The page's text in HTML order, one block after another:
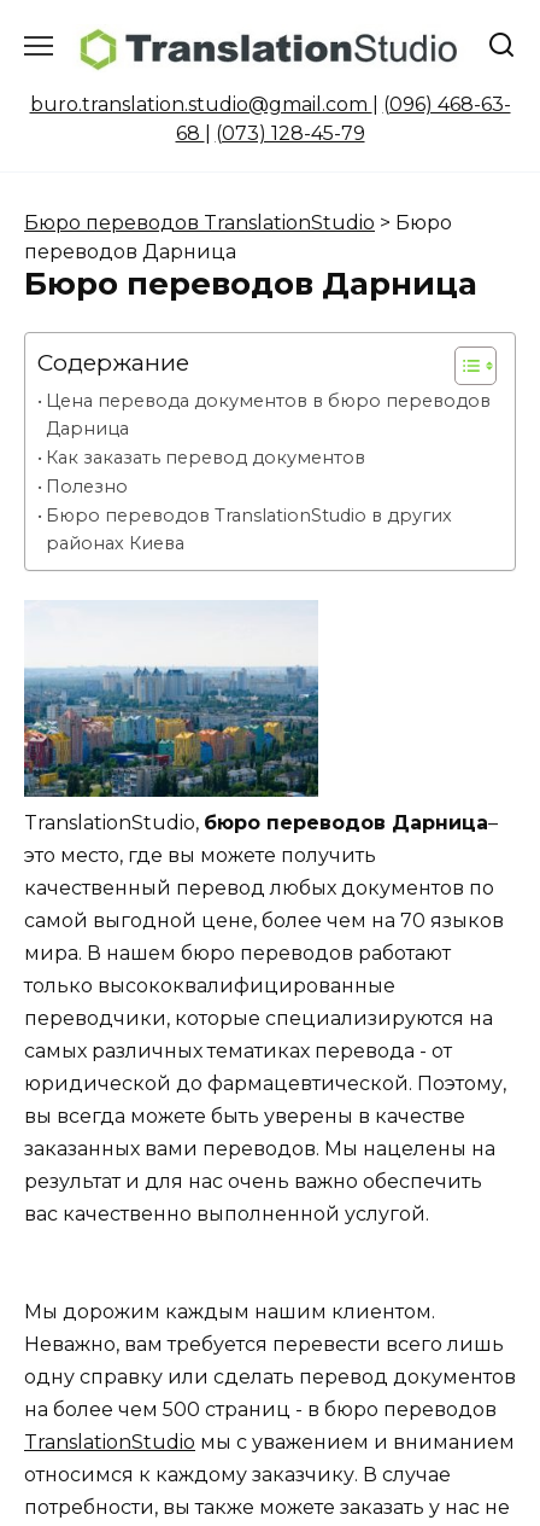
содержанию
buro.translation.studio@gmail.com
(096) 468-63-
68
(073) 128-45-79
Бюро переводов TranslationStudio > Бюро
переводов Дарница
Бюро переводов Дарница
Содержание
Цена перевода документов в бюро переводов
Дарница
Как заказать перевод документов
Полезно
Бюро переводов TranslationStudio в других
районах Киева
TranslationStudio, бюро переводов Дарница–
это место, где вы можете получить
качественный перевод любых документов по
самой выгодной цене, более чем на 70 языков
мира. В нашем бюро переводов работают
только высококвалифицированные
переводчики, которые специализируются на
самых различных тематиках перевода - от
юридической до фармацевтической. Поэтому,
вы всегда можете быть уверены в качестве
заказанных вами переводов. Мы нацелены на
результат и для нас очень важно обеспечить
вас качественно выполненной услугой.
Мы дорожим каждым нашим клиентом.
Неважно, вам требуется перевести всего лишь
одну справку или сделать перевод документов
на более чем 500 страниц - в бюро переводов
TranslationStudio мы с уважением и вниманием
относимся к каждому заказчику. В случае
потребности, вы также можете заказать у нас не